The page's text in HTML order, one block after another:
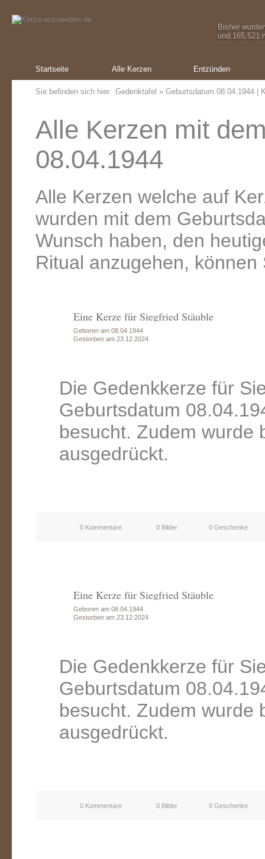
Bisher
und 165.521
Startseite Alle Kerzen Entzünden
Sie befinden sich hier: Gedenktafel » Geburtsdatum 08.04.1944 |
Alle Kerzen mit
08.04.1944
Alle Kerzen welche auf
wurden mit dem
Wunsch haben, den
Ritual anzugehen,
Eine Kerze für Siegfried Stäuble
Geboren am 08.04.1944
Gestorben am 23.12.2024
Die Gedenkkerze für
Geburtsdatum
besucht. Zudem wurde
ausgedrückt.
0 Kommentare 0 Bilder 0 Geschenke
Eine Kerze für Siegfried Stäuble
Geboren am 08.04.1944
Gestorben am 23.12.2024
Die Gedenkkerze für
Geburtsdatum
besucht. Zudem wurde
ausgedrückt.
0 Kommentare 0 Bilder 0 Geschenke